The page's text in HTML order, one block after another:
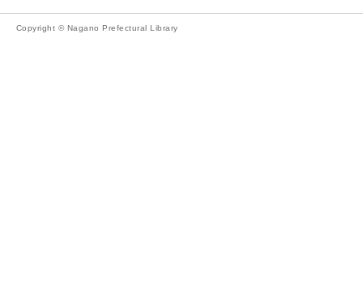
Copyright © Nagano Prefectural Library